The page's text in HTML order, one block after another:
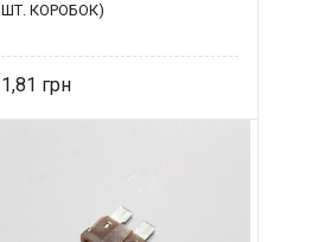
ШТ. КОРОБОК)
1,81